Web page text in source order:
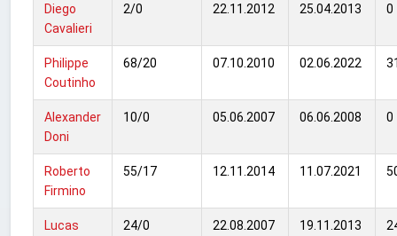
Diego
Cavalieri
2/0 22.11.2012 25.04.2013 0
Philippe
Coutinho
68/20 07.10.2010 02.06.2022
Alexander
Doni
10/0 05.06.2007 06.06.2008 0
Roberto
Firmino
55/17 12.11.2014 11.07.2021
Lucas
24/0 22.08.2007 19.11.2013